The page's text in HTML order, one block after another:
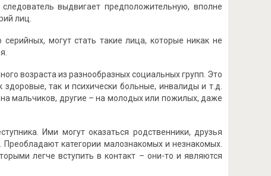
выдвигает предположительную, вполне
лиц.
могут стать такие лица, которые никак не
возраста из разнообразных социальных групп. Это
так и психически больные, инвалиды и т.д.
мальчиков, другие – на молодых или пожилых, даже
Ими могут оказаться родственники, друзья
категории малознакомых и незнакомых.
легче вступить в контакт – они-то и являются